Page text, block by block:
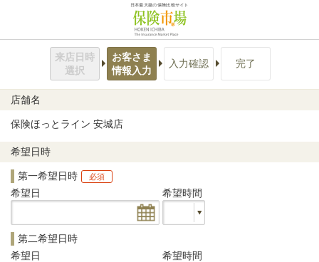
日本最大級の保険比較サイト
来店日時
選択
お客さま
情報入力
入力確認 完了
店舗名
保険ほっとライン 安城店
希望日時
第一希望日時 必須
希望日 希望時間
第二希望日時
希望日
希望時間